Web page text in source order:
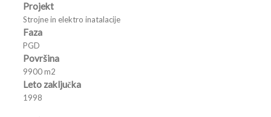
Projekt
Strojne in elektro inatalacije
Faza
PGD
Površina
9900 m2
Leto zaključka
1998